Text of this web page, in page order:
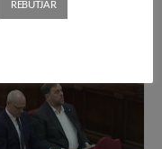
REBUTJAR